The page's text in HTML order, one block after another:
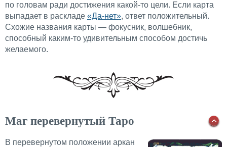
по головам ради достижения какой-то цели. Если карта
выпадает в раскладе «Да-нет», ответ положительный.
Схожие названия карты — фокусник, волшебник,
способный каким-то удивительным способом достичь
желаемого.
Маг перевернутый Таро
В перевернутом положении аркан